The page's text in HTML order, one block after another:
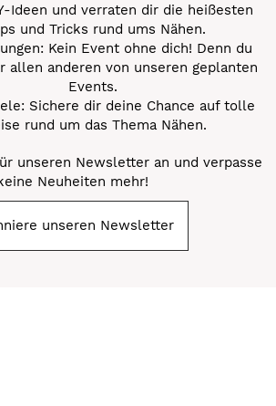
Ideen und verraten dir die heißesten
und Tricks rund ums Nähen.
Kein Event ohne dich! Denn du
allen anderen von unseren geplanten
Events.
Sichere dir deine Chance auf tolle
rund um das Thema Nähen.
unseren Newsletter an und verpasse
Neuheiten mehr!
unseren Newsletter